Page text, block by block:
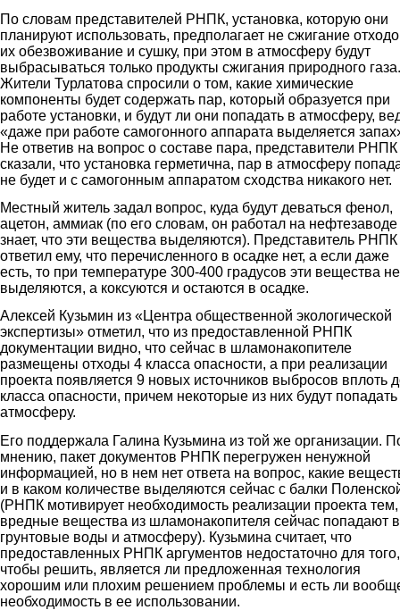
По словам представителей РНПК, установка, которую они
планируют использовать, предполагает не сжигание
их обезвоживание и сушку, при этом в атмосферу будут
выбрасываться только продукты сжигания природного газа.
Жители Турлатова спросили о том, какие химические
компоненты будет содержать пар, который образуется при
работе установки, и будут ли они попадать в атмосферу,
«даже при работе самогонного аппарата выделяется
Не ответив на вопрос о составе пара, представители РНПК
сказали, что установка герметична, пар в атмосферу
не будет и с самогонным аппаратом сходства никакого нет.
Местный житель задал вопрос, куда будут деваться фенол,
ацетон, аммиак (по его словам, он работал на нефтезаводе
знает, что эти вещества выделяются). Представитель РНПК
ответил ему, что перечисленного в осадке нет, а если даже
есть, то при температуре 300-400 градусов эти вещества не
выделяются, а коксуются и остаются в осадке.
Алексей Кузьмин из «Центра общественной экологической
экспертизы» отметил, что из предоставленной РНПК
документации видно, что сейчас в шламонакопителе
размещены отходы 4 класса опасности, а при реализации
проекта появляется 9 новых источников выбросов вплоть
класса опасности, причем некоторые из них будут попадать
атмосферу.
Его поддержала Галина Кузьмина из той же организации.
мнению, пакет документов РНПК перегружен ненужной
информацией, но в нем нет ответа на вопрос, какие
и в каком количестве выделяются сейчас с балки
(РНПК мотивирует необходимость реализации проекта тем,
вредные вещества из шламонакопителя сейчас попадают в
грунтовые воды и атмосферу). Кузьмина считает, что
предоставленных РНПК аргументов недостаточно для того,
чтобы решить, является ли предложенная технология
хорошим или плохим решением проблемы и есть ли
необходимость в ее использовании.